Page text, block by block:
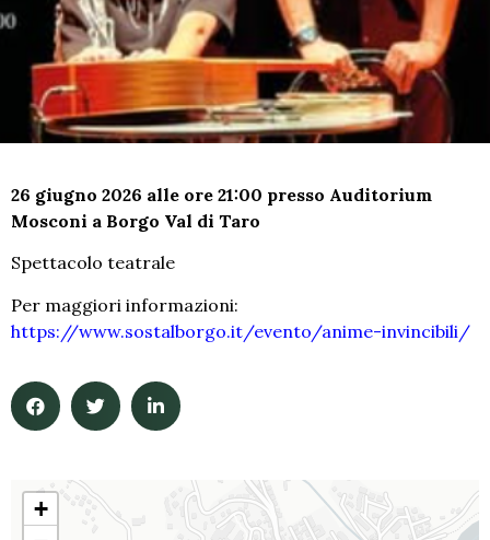
26 giugno 2026 alle ore 21:00 presso Auditorium
Mosconi a Borgo Val di Taro
Spettacolo teatrale
Per maggiori informazioni:
https://www.sostalborgo.it/evento/anime-invincibili/
+